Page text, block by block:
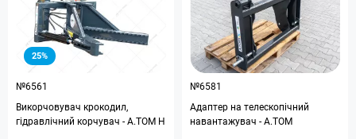
25%
№6561
Викорчовувач крокодил,
гідравлічний корчувач - A.TOM H
№6581
Адаптер на телескопічний
навантажувач - A.TOM